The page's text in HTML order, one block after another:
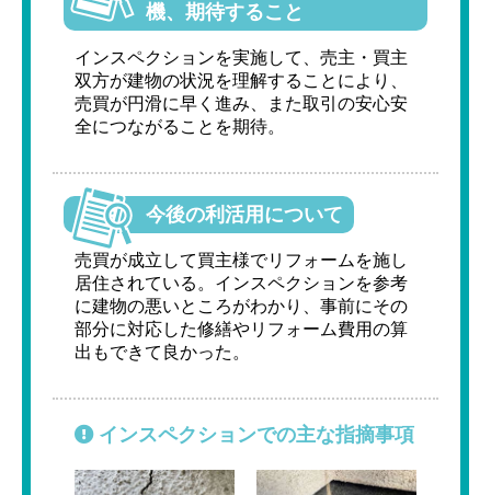
機、期待すること
インスペクションを実施して、売主・買主
双方が建物の状況を理解することにより、
売買が円滑に早く進み、また取引の安心安
全につながることを期待。
今後の利活用について
売買が成立して買主様でリフォームを施し
居住されている。インスペクションを参考
に建物の悪いところがわかり、事前にその
部分に対応した修繕やリフォーム費用の算
出もできて良かった。
インスペクションでの主な指摘事項